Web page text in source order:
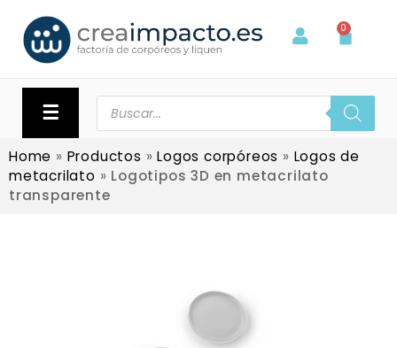
0
☰
Home » Productos »Logos corpóreos » Logos de
metacrilato » Logotipos 3D en metacrilato
transparente